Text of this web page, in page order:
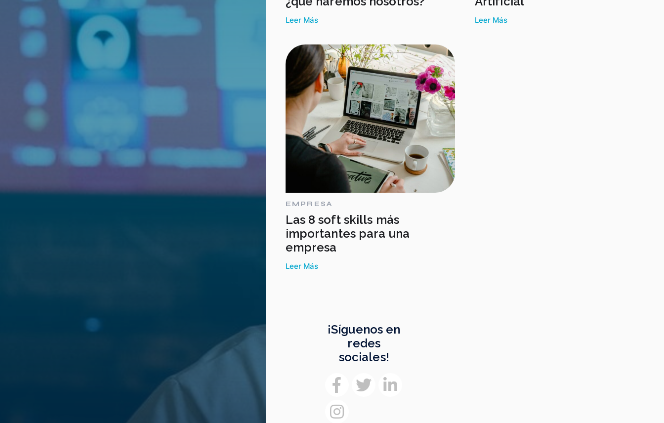
Leer Más Leer Más
EMPRESA
Las 8 soft skills más
importantes para una
empresa
Leer Más
¡Síguenos en
redes
sociales!